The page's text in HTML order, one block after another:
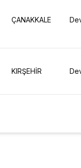
ÇANAKKALE
KIRŞEHİR